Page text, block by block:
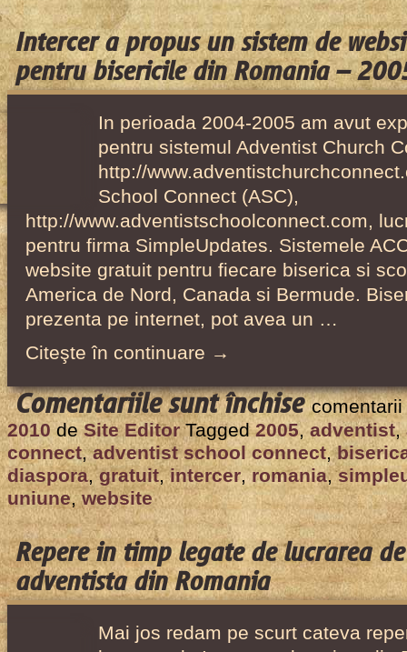
Intercer a propus un sistem de
pentru bisericile din Romania –
In perioada 2004-2005 am avut
pentru sistemul Adventist Church
http://
School Connect (ASC),
http://www.adventistschoolconnect.com,
pentru firma SimpleUpdates. Sistemele
website gratuit pentru fiecare biserica si
America de Nord, Canada si Bermude.
prezenta pe internet, pot avea un …
Citeşte în continuare →
Comentariile sunt închisepentru
Intercer
a
propus
un
sistem
de
website-
uri
pentru
2010 de Site EditorTagged2005,adventist,
connect,adventist school connect,
diaspora,gratuit,intercer,romania,
uniune,website
Repere in timp legate de lucrarea
adventista din Romania
Mai jos redam pe scurt cateva